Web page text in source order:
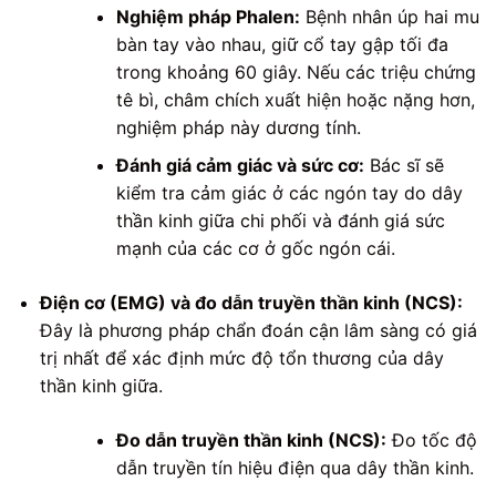
Nghiệm pháp Phalen: Bệnh nhân úp hai mu
bàn tay vào nhau, giữ cổ tay gập tối đa
trong khoảng 60 giây. Nếu các triệu chứng
tê bì, châm chích xuất hiện hoặc nặng hơn,
nghiệm pháp này dương tính.
Đánh giá cảm giác và sức cơ: Bác sĩ sẽ
kiểm tra cảm giác ở các ngón tay do dây
thần kinh giữa chi phối và đánh giá sức
mạnh của các cơ ở gốc ngón cái.
Điện cơ (EMG) và đo dẫn truyền thần kinh (NCS):
Đây là phương pháp chẩn đoán cận lâm sàng có giá
trị nhất để xác định mức độ tổn thương của dây
thần kinh giữa.
Đo dẫn truyền thần kinh (NCS): Đo tốc độ
dẫn truyền tín hiệu điện qua dây thần kinh.